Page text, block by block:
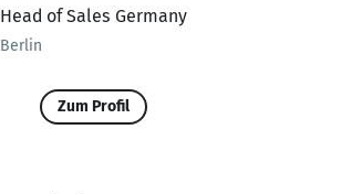
Head of Sales Germany
Berlin
Zum Profil